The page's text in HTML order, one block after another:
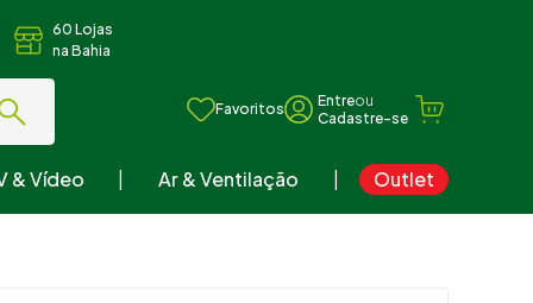
60 Lojas
na Bahia
Favoritos
ou
& Vídeo Ar & Ventilação Outlet